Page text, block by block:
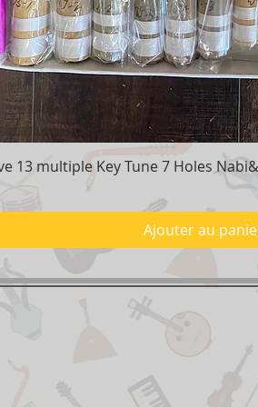
Aperçu rapide
13 multiple Key Tune 7 Holes
Ajouter au